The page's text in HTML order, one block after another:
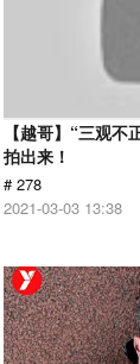
【越哥】“三观
拍出来！
# 278
2021-03-03 13:38